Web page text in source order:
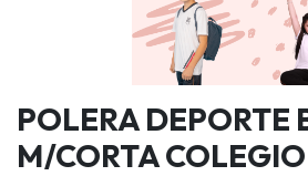
POLERA DEPORTE
M/CORTA